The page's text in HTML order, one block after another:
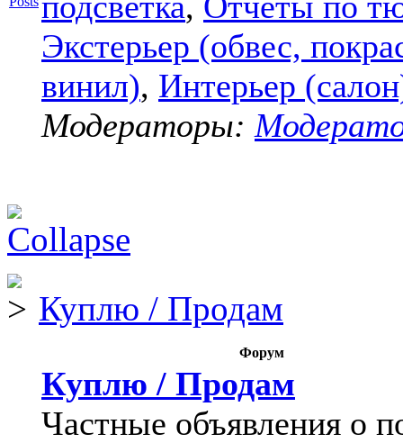
Экстерьер (обвес,
винил), Интерьер
Модераторы:
Куплю / Продам
Форум
Куплю / Продам
Частные объявления о